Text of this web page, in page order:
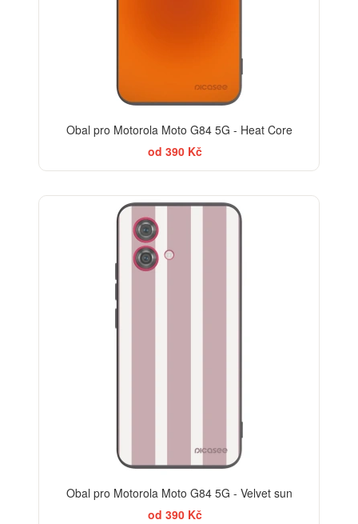
Obal pro Motorola Moto G84 5G - Heat Core
od 390 Kč
Obal pro Motorola Moto G84 5G - Velvet sun
od 390 Kč